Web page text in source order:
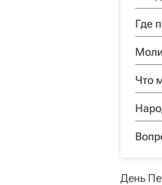
Где
Что
День